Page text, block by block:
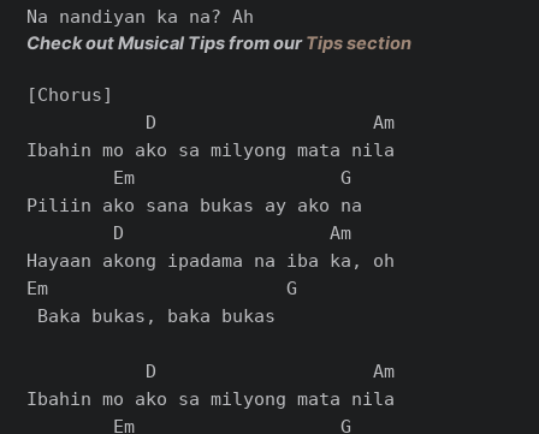
Check out Musical Tips from ourTips section
[Chorus]
           D                    Am
Ibahin mo ako sa milyong mata nila
        Em                   G
Piliin ako sana bukas ay ako na
        D                   Am
Hayaan akong ipadama na iba ka, oh
Em                      G
Baka bukas, baka bukas
           D                    Am
Ibahin mo ako sa milyong mata nila
        Em                   G